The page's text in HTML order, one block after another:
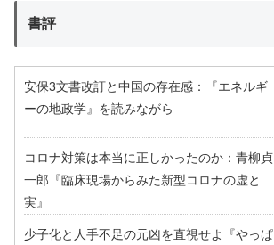
書評
安保3文書改訂と中国の存在感：『エネルギ
ーの地政学』を読みながら
コロナ対策は本当に正しかったのか：青柳貞
一郎『臨床現場からみた新型コロナの虚と
実』
少子化と人手不足の元凶を直視せよ『やっぱ